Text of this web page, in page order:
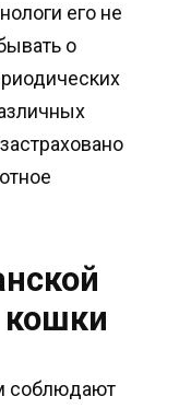
его не
о
кошки
соблюдают